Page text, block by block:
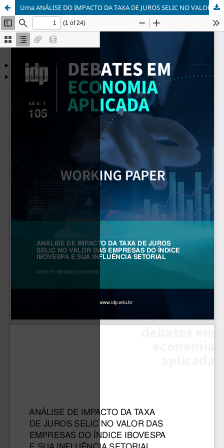
Uma ANÁLISE DO IMPACTO DA TAXA DE JUROS SELIC NO VALOR DAS EMPRESAS DO ÍNDICE IBOVESPA E SUA INFLUÊNCIA SETORIAL